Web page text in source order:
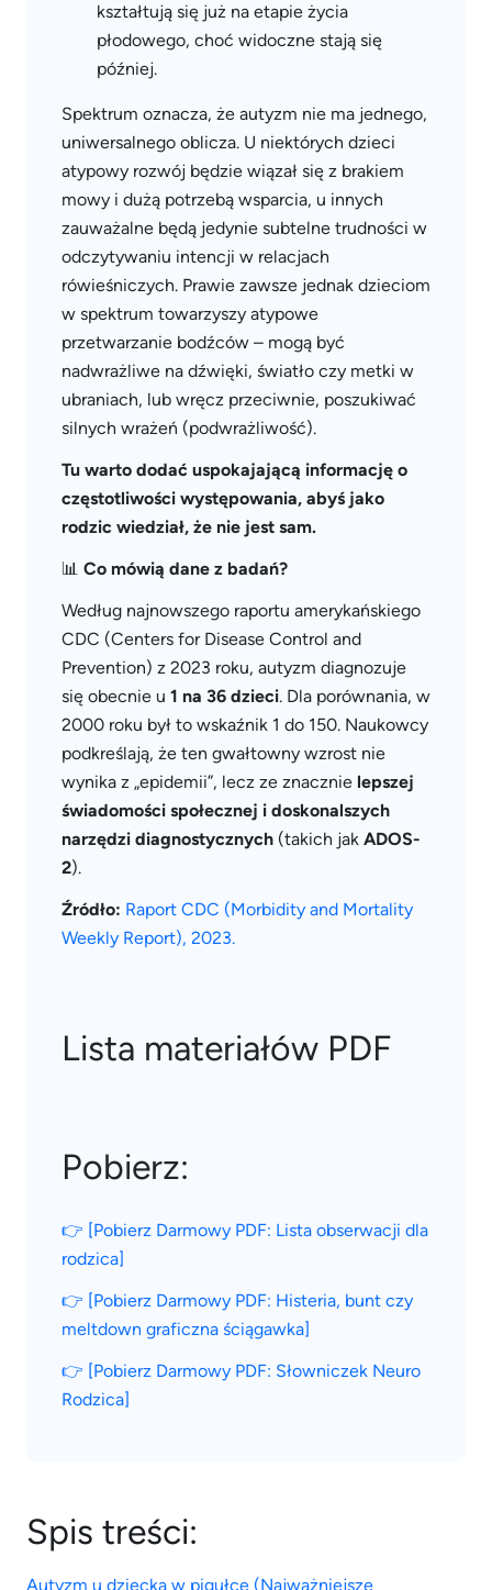
kształtują się już na etapie życia
płodowego, choć widoczne stają się
później.
Spektrum oznacza, że autyzm nie ma jednego,
uniwersalnego oblicza. U niektórych dzieci
atypowy rozwój będzie wiązał się z brakiem
mowy i dużą potrzebą wsparcia, u innych
zauważalne będą jedynie subtelne trudności w
odczytywaniu intencji w relacjach
rówieśniczych. Prawie zawsze jednak dzieciom
w spektrum towarzyszy atypowe
przetwarzanie bodźców – mogą być
nadwrażliwe na dźwięki, światło czy metki w
ubraniach, lub wręcz przeciwnie, poszukiwać
silnych wrażeń (podwrażliwość).
Tu warto dodać uspokajającą informację o
częstotliwości występowania, abyś jako
rodzic wiedział, że nie jest sam.
📊 Co mówią dane z badań?
Według najnowszego raportu amerykańskiego
CDC (Centers for Disease Control and
Prevention) z 2023 roku, autyzm diagnozuje
się obecnie u 1 na 36 dzieci. Dla porównania, w
2000 roku był to wskaźnik 1 do 150. Naukowcy
podkreślają, że ten gwałtowny wzrost nie
wynika z „epidemii”, lecz ze znacznie lepszej
świadomości społecznej i doskonalszych
narzędzi diagnostycznych (takich jak ADOS-
2).
Źródło: Raport CDC (Morbidity and Mortality
Weekly Report), 2023.
Lista materiałów PDF
Pobierz:
👉 [Pobierz Darmowy PDF: Lista obserwacji dla
rodzica]
👉 [Pobierz Darmowy PDF: Histeria, bunt czy
meltdown graficzna ściągawka]
👉 [Pobierz Darmowy PDF: Słowniczek Neuro
Rodzica]
Spis treści:
Autyzm u dziecka w pigułce (Najważniejsze